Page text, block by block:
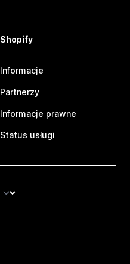
Shopify
Informacje
Partnerzy
Informacje prawne
Status usługi